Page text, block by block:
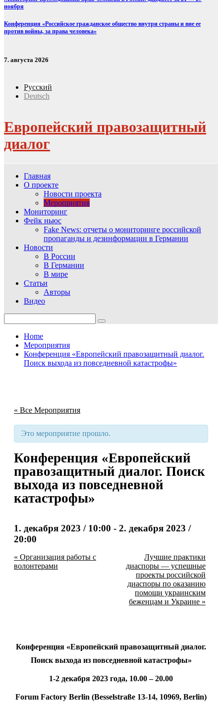
ноября
Конференция «Российское гражданское общество внутри страны и вне ее
против войны, за права человека»
7. августа 2026
Русский
Deutsch
Европейский правозащитный
диалог
Главная
О проекте
Новости проекта
Мероприятия
Мониторинг
Фейк ньюс
Fake News: отчеты о мониторинге российской
пропаганды и дезинформации в Германии
Новости
В России
В Германии
В мире
Статьи
Авторы
Видео
for:
Home
Мероприятия
Конференция «Европейский правозащитный диалог.
Поиск выхода из повседневной катастрофы»
« Все Мероприятия
Это мероприятие прошло.
Конференция «Европейский
правозащитный диалог. Поиск
выхода из повседневной
катастрофы»
1. декабря 2023 / 10:00 - 2. декабря 2023 /
20:00
« Организация работы с
волонтерами
Лучшие практики
диаспоры — успешные
проекты российской
диаспоры по оказанию
помощи украинским
беженцам и Украине »
Конференция «Европейский правозащитный диалог.
Поиск выхода из повседневной катастрофы»
1-2 декабря 2023 года, 10.00 – 20.00
Forum Factory Berlin (Besselstraße 13-14, 10969, Berlin)